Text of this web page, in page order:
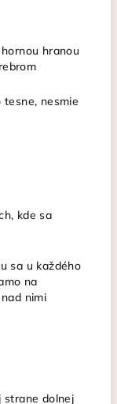
hranou
nesmie
kde sa
sa u každého
na
nimi
strane dolnej